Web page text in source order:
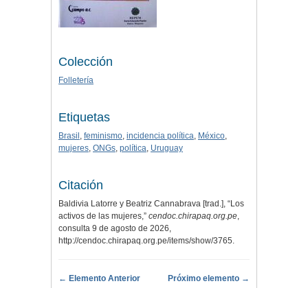
Colección
Folletería
Etiquetas
Brasil , feminismo, incidencia política, México,
mujeres, ONGs, política, Uruguay
Citación
Baldivia Latorre y Beatriz Cannabrava [trad.], “Los
activos de las mujeres,” cendoc.chirapaq.org.pe,
consulta 9 de agosto de 2026,
http://cendoc.chirapaq.org.pe/items/show/3765.
← Elemento Anterior Próximo elemento →